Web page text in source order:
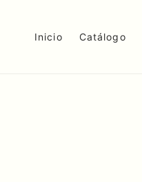
Inicio Catálogo